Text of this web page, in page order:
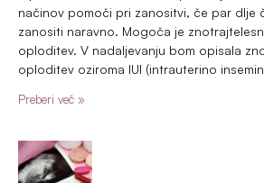
v Ljubljani. V članku so zbrane osnovne
za posamezne klinike.
Preberi več »